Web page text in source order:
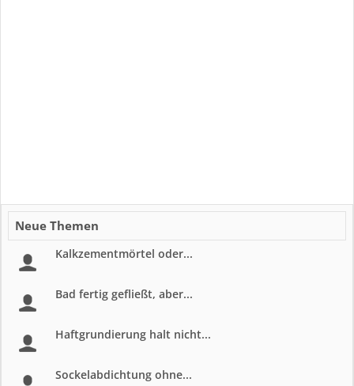
Neue Themen
Kalkzementmörtel oder...
Bad fertig gefließt, aber...
Haftgrundierung halt nicht...
Sockelabdichtung ohne...